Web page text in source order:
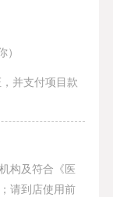
并支付项目款
构及符合《医
请到店使用前